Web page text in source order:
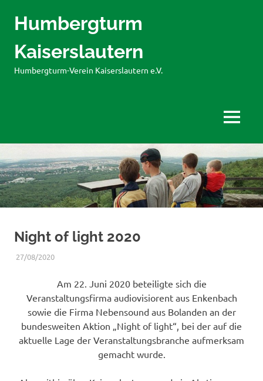
Inhalt
springen
Humbergturm
Kaiserslautern
Humbergturm-Verein Kaiserslautern e.V.
MENÜ
Night of light 2020
27/08/2020WERNER
BERICHTE
Am 22. Juni 2020 beteiligte sich die
Veranstaltungsfirma audiovisiorent aus Enkenbach
sowie die Firma Nebensound aus Bolanden an der
bundesweiten Aktion „Night of light“, bei der auf die
aktuelle Lage der Veranstaltungsbranche aufmerksam
gemacht wurde.